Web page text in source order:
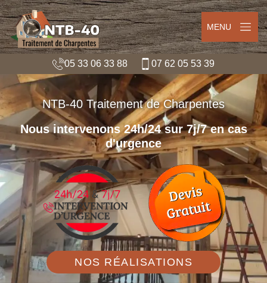
MENU
05 33 06 33 88 07 62 05 53 39
NTB-40 Traitement de Charpentes
Nous intervenons 24h/24 sur 7j/7 en cas
d'urgence
NOS RÉALISATIONS